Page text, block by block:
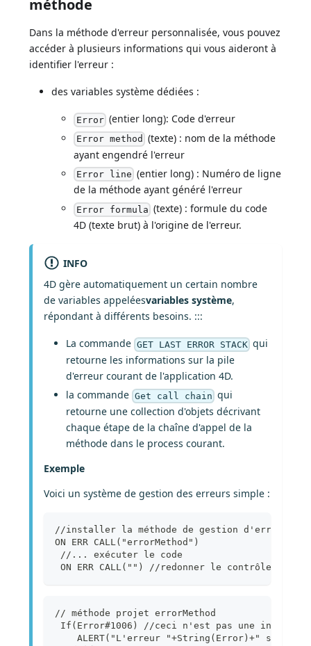
méthode
Dans la méthode d'erreur personnalisée, vous pouvez
accéder à plusieurs informations qui vous aideront à
identifier l'erreur :
des variables système dédiées :
Error (entier long): Code d'erreur
Error method (texte) : nom de la méthode
ayant engendré l'erreur
Error line (entier long) : Numéro de ligne
de la méthode ayant généré l'erreur
Error formula (texte) : formule du code
4D (texte brut) à l'origine de l'erreur.
INFO
4D gère automatiquement un certain nombre
de variables appeléesvariables système,
répondant à différents besoins. :::
La commande GET LAST ERROR STACK qui
retourne les informations sur la pile
d'erreur courant de l'application 4D.
la commande Get call chain qui
retourne une collection d'objets décrivant
chaque étape de la chaîne d'appel de la
méthode dans le process courant.
Exemple
Voici un système de gestion des erreurs simple :
//installer la méthode de gestion d'erreur
ON ERR CALL("errorMethod")
//... exécuter le code
ON ERR CALL("") //redonner le contrôle à 4D
// méthode projet errorMethod
If(Error#1006) //ceci n'est pas une
ALERT("L'erreur "+String(Error)+" s'est